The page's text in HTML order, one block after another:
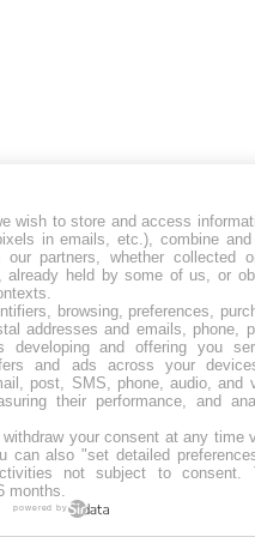
wish to store and access
in emails, etc.), combine and
our partners, whether collected
already held by some of us, or
browsing, preferences,
addresses and emails, phone,
developing and offering you
and ads across your
post, SMS, phone, audio, and
their performance, and
your consent at any time
can also "set detailed
not subject to consent.
months.
powered by